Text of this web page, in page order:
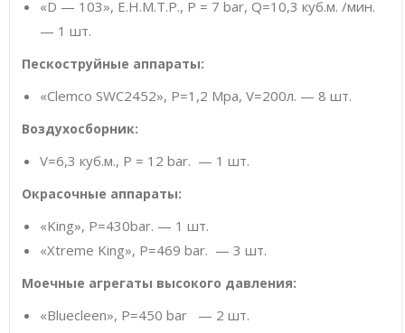
«D — 103», E.H.M.T.P., Р = 7 bar, Q=10,3 куб.м. /мин.
— 1 шт.
Пескоструйные аппараты:
«Clemco SWC2452», P=1,2 Mpa, V=200л. — 8 шт.
Воздухосборник:
V=6,3 куб.м., Р = 12 bar. — 1 шт.
Окрасочные аппараты:
«King», P=430bar. — 1 шт.
«Xtreme King», P=469 bar. — 3 шт.
Моечные агрегаты высокого давления:
«Bluecleen», Р=450 bar — 2 шт.